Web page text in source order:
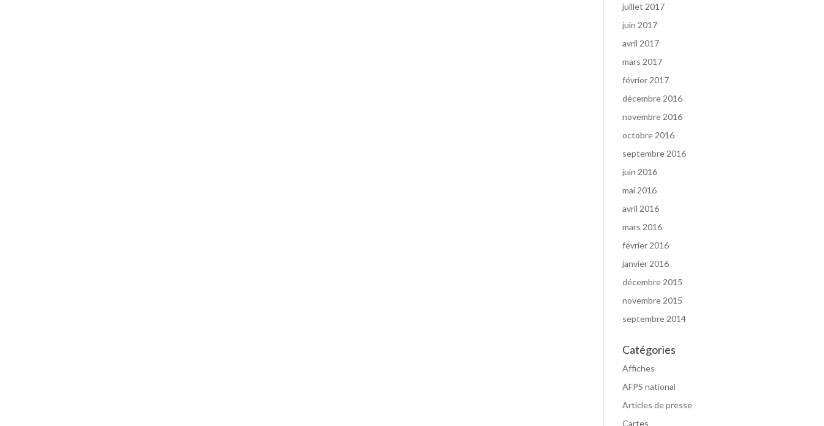
juillet 2017
juin 2017
avril 2017
mars 2017
février 2017
décembre 2016
novembre 2016
octobre 2016
septembre 2016
juin 2016
mai 2016
avril 2016
mars 2016
février 2016
janvier 2016
décembre 2015
novembre 2015
septembre 2014
Catégories
Affiches
AFPS national
Articles de presse
Cartes